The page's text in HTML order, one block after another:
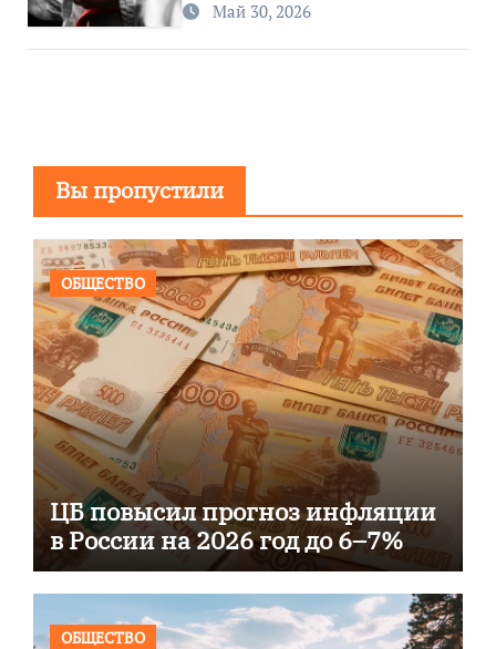
Май 30, 2026
Вы пропустили
ОБЩЕСТВО
ЦБ повысил прогноз инфляции
в России на 2026 год до 6–7%
ОБЩЕСТВО